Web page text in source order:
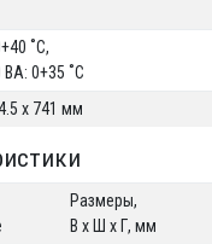
˚C,
0+35 ˚C
x 741 мм
Размеры,
В x Ш x Г, мм